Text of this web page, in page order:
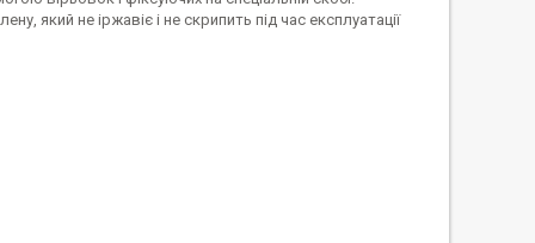
який не іржавіє і не скрипить під час експлуатації